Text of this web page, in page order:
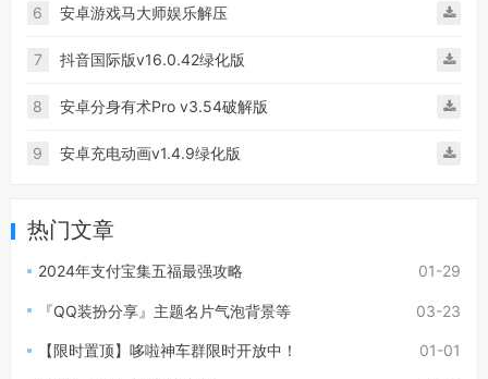
6 安卓游戏马大师娱乐解压
7 抖音国际版v16.0.42绿化版
8 安卓分身有术Pro v3.54破解版
9 安卓充电动画v1.4.9绿化版
热门文章
01-29
2024年支付宝集五福最强攻略
03-23
『QQ装扮分享』主题名片气泡背景等
01-01
【限时置顶】哆啦神车群限时开放中！